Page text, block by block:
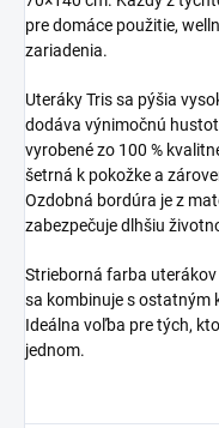
pre domáce použitie,
zariadenia.
Uteráky Tris sa pýšia
dodáva výnimočnú
vyrobené zo 100 %
šetrná k pokožke a
Ozdobná bordúra je z
zabezpečuje dlhšiu
Strieborná farba
sa kombinuje s ostatným
Ideálna voľba pre tých,
jednom.